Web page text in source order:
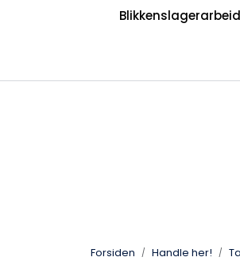
Skip to main contentBlikkenslagerarbeid
Forsiden Handle her!